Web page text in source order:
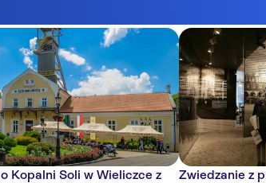
Kopalni Soli w Wieliczce z
Zwiedzanie z